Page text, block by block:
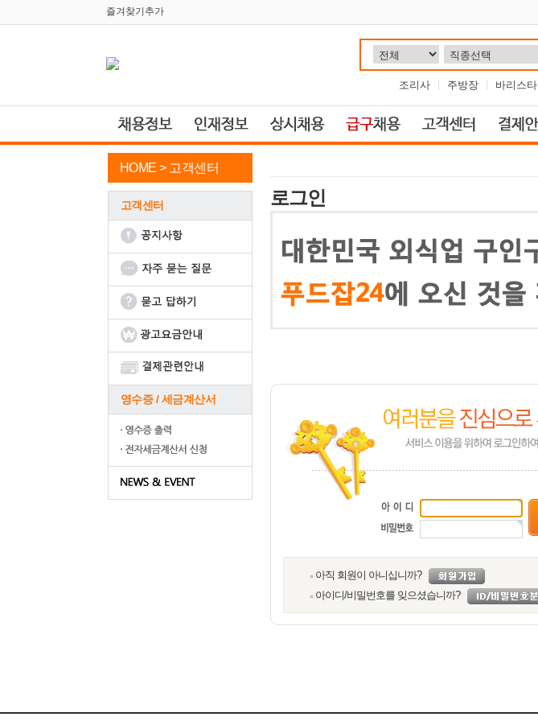
즐겨찾기추가
조리사 주방장 바리스타
HOME > 고객센터
고객센터
영수증 / 세금계산서
로그인
아직 회원이 아니십니까?
아이디/비밀번호를 잊으셨습니까?